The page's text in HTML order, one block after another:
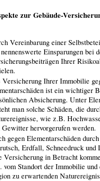
zur Gebäude-
Vereinbarung einer
Einsparungen bei
Ihrer
Ihrer Immobilie
ist ein wichtiger
Absicherung. Unter
man solche Schäden, die
wie z.B.
Gewitter hervorgerufen werden.
gegen Elementarschäden
Erdfall, Schneedruck und
Versicherung in Betracht
vom Standort der Immobilie und
zu erwartenden